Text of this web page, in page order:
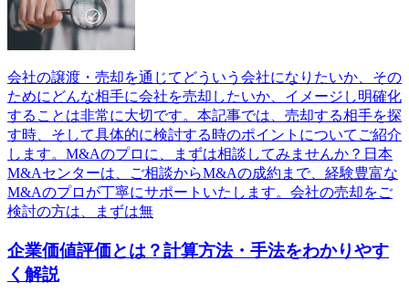
会社の譲渡・売却を通じてどういう会社になりたいか、その
ためにどんな相手に会社を売却したいか、イメージし明確化
することは非常に大切です。本記事では、売却する相手を探
す時、そして具体的に検討する時のポイントについてご紹介
します。M&Aのプロに、まずは相談してみませんか？日本
M&Aセンターは、ご相談からM&Aの成約まで、経験豊富な
M&Aのプロが丁寧にサポートいたします。会社の売却をご
検討の方は、まずは無
企業価値評価とは？計算方法・手法をわかりやす
く解説